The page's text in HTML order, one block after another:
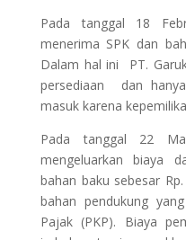
Pada tanggal 18
menerima SPK dan
Dalam hal ini PT.
persediaan dan
masuk karena
Pada tanggal 22
mengeluarkan biaya
bahan baku sebesar
bahan pendukung
Pajak (PKP). Biaya